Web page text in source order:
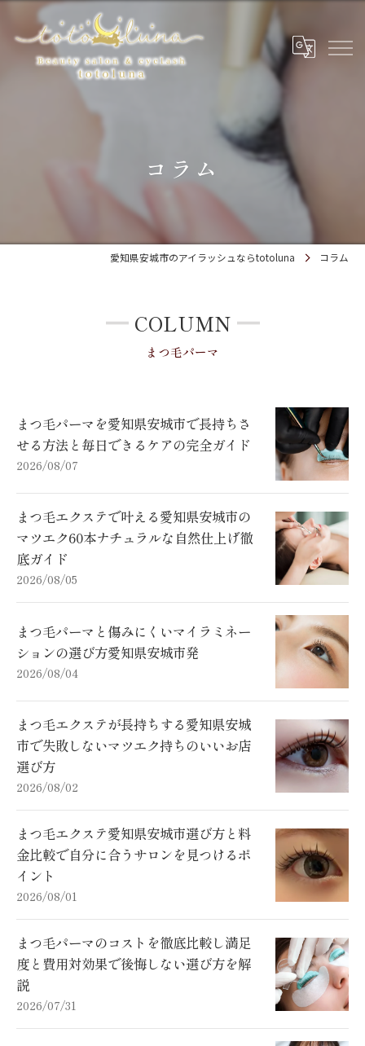
コラム
愛知県安城市のアイラッシュならtotoluna コラム
COLUMN
まつ毛パーマ
まつ毛パーマを愛知県安城市で長持ちさ
せる方法と毎日できるケアの完全ガイド
2026/08/07
まつ毛エクステで叶える愛知県安城市の
マツエク60本ナチュラルな自然仕上げ徹
底ガイド
2026/08/05
まつ毛パーマと傷みにくいマイラミネー
ションの選び方愛知県安城市発
2026/08/04
まつ毛エクステが長持ちする愛知県安城
市で失敗しないマツエク持ちのいいお店
選び方
2026/08/02
まつ毛エクステ愛知県安城市選び方と料
金比較で自分に合うサロンを見つけるポ
イント
2026/08/01
まつ毛パーマのコストを徹底比較し満足
度と費用対効果で後悔しない選び方を解
説
2026/07/31